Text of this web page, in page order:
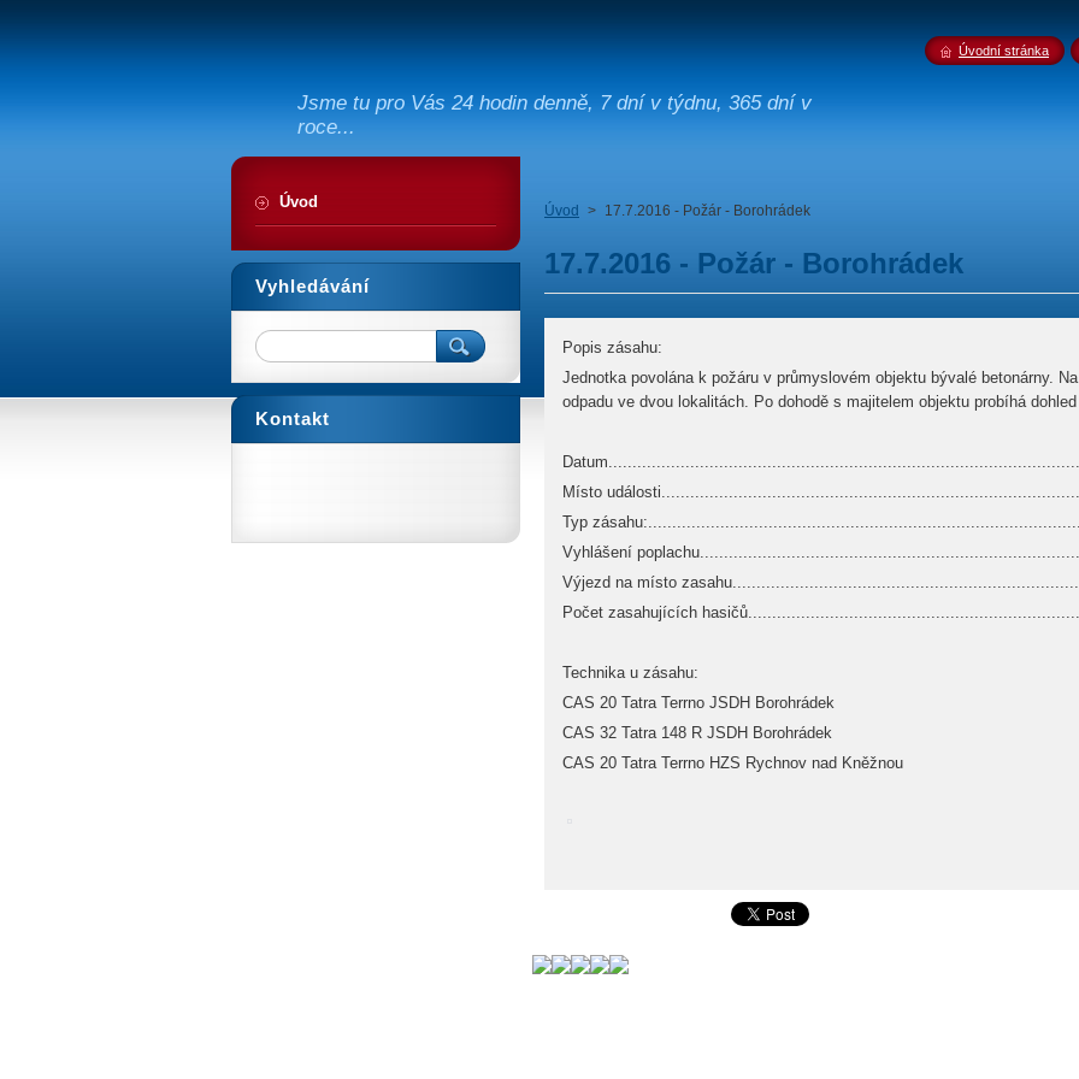
Jsme tu pro Vás 24 hodin denně, 7 dní v týdnu, 365 dní v
roce...
Úvod > 17.7.2016 - Požár - Borohrádek
17.7.2016 - Požár - Borohrádek
Popis zásahu:
Jednotka povolána k požáru v průmyslovém objektu bývalé betonárny.
odpadu ve dvou lokalitách. Po dohodě s majitelem objektu probíhá
Místo
Typ
Vyhlášení
Výjezd na místo
Počet zasahujících
Technika u zásahu:
CAS 20 Tatra Terrno JSDH Borohrádek
CAS 32 Tatra 148 R JSDH Borohrádek
CAS 20 Tatra Terrno HZS Rychnov nad Kněžnou
Úvod
Vyhledávání
Kontakt
Úvodní stránka